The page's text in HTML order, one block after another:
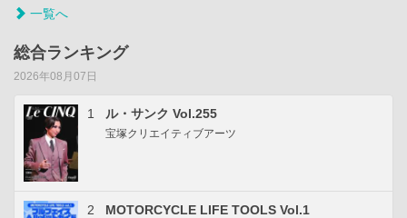
一覧へ
総合ランキング
2026年08月07日
1 ル・サンク Vol.255
宝塚クリエイティブアーツ
2 MOTORCYCLE LIFE TOOLS Vol.1